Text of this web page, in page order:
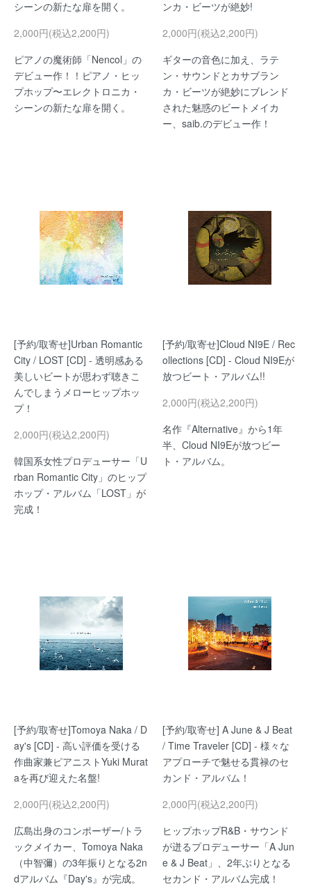
シーンの新たな扉を開く。
2,000円(税込2,200円)
ピアノの魔術師「Nencol」の
デビュー作！！ピアノ・ヒッ
プホップ〜エレクトロニカ・
シーンの新たな扉を開く。
ンカ・ビーツが絶妙!
2,000円(税込2,200円)
ギターの音色に加え、ラテ
ン・サウンドとカサブラン
カ・ビーツが絶妙にブレンド
された魅惑のビートメイカ
ー、saib.のデビュー作！
[予約/取寄せ]Urban Romantic
City / LOST [CD] - 透明感ある
美しいビートが思わず聴きこ
んでしまうメローヒップホッ
プ！
2,000円(税込2,200円)
韓国系女性プロデューサー「U
rban Romantic City」のヒップ
ホップ・アルバム「LOST」が
完成！
[予約/取寄せ]Cloud NI9E / Rec
ollections [CD] - Cloud NI9Eが
放つビート・アルバム!!
2,000円(税込2,200円)
名作『Alternative』から1年
半、Cloud NI9Eが放つビー
ト・アルバム。
[予約/取寄せ]Tomoya Naka / D
ay's [CD] - 高い評価を受ける
作曲家兼ピアニストYuki Murat
aを再び迎えた名盤!
2,000円(税込2,200円)
広島出身のコンポーザー/トラ
ックメイカー、Tomoya Naka
（中智彌）の3年振りとなる2n
dアルバム『Day's』が完成。
[予約/取寄せ] A June & J Beat
/ Time Traveler [CD] - 様々な
アプローチで魅せる貫禄のセ
カンド・アルバム！
2,000円(税込2,200円)
ヒップホップR&B・サウンド
が迸るプロデューサー「A Jun
e & J Beat」、2年ぶりとなる
セカンド・アルバム完成！